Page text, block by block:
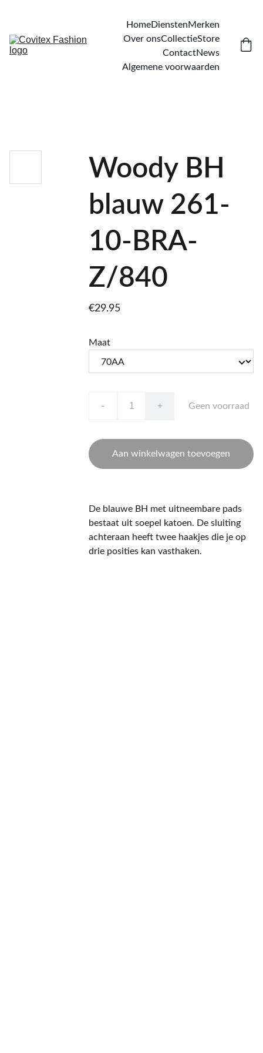
HomeDienstenMerken
Over onsCollectieStore
ContactNews
Algemene voorwaarden
Woody BH
blauw 261-
10-BRA-
Z/840
€29.95
Maat
- + Geen voorraad
Aan winkelwagen toevoegen
De blauwe BH met uitneembare pads
bestaat uit soepel katoen. De sluiting
achteraan heeft twee haakjes die je op
drie posities kan vasthaken.